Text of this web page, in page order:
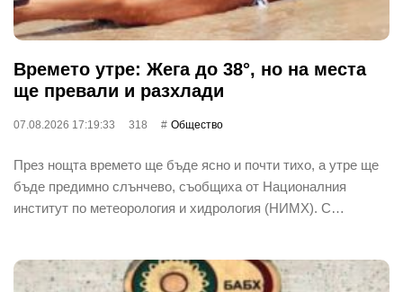
Времето утре: Жега до 38°, но на места
ще превали и разхлади
07.08.2026 17:19:33 318 Общество
През нощта времето ще бъде ясно и почти тихо, а утре ще
бъде предимно слънчево, съобщиха от Националния
институт по метеорология и хидрология (НИМХ). С…